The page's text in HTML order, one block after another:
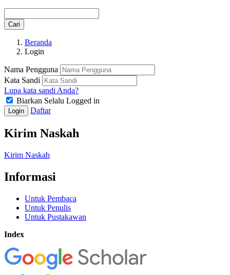
Cari
Beranda
Login
Nama Pengguna
Kata Sandi
Lupa kata sandi Anda?
Biarkan Selalu Logged in
Login Daftar
Kirim Naskah
Kirim Naskah
Informasi
Untuk Pembaca
Untuk Penulis
Untuk Pustakawan
Index